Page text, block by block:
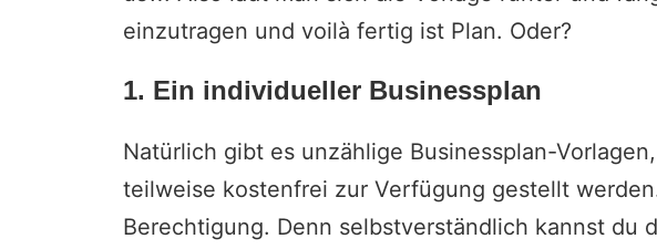
einzutragen und voilà fertig ist Plan. Oder?
1. Ein individueller Businessplan
Natürlich gibt es unzählige Businessplan-
teilweise kostenfrei zur Verfügung gestellt
Berechtigung. Denn selbstverständlich kannst du